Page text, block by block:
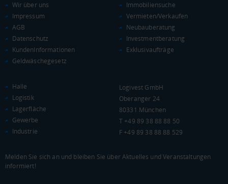
Euro pro Kopf
(Landkreis / Kreisfreie Stadt)
Kaufkraftindex
KAUFKRAFT - EURO PRO KOPF
Landkreis / Kreisfreie Stadt
Bundesland
Deutschland
WIRTSCHAFTSKRAFT
Wir über uns
Impressum
AGB
Datenschutz
KundenInformationen
Geldwäschegesetz
Immobiliensuche
Vermieten/Verkaufen
Neubauberatung
Investmentberatung
Exklusivaufträge
Halle
Logistik
Lagerfläche
Gewerbe
Industrie
Logivest GmbH
Oberanger 24
80331 München
T +49 89 38 88 88 50
F +49 89 38 88 88 529
Melden Sie sich an und bleiben Sie über Aktuelles und Veranstaltungen
informiert!